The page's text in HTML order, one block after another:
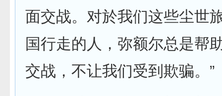
面交战。对於我们这些尘世
国行走的人，弥额尔总是帮
交战，不让我们受到欺骗。”